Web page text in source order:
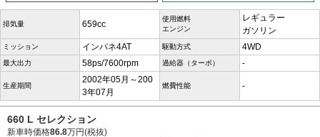
排気量 659cc
使用燃料
エンジン
レギュラー
ガソリン
ミッション インパネ4AT 駆動方式 4WD
最大出力 58ps/7600rpm 過給器（ターボ） -
生産期間
2002年05月～200
3年07月
燃費性能 -
660 L セレクション
新車時価格86.8万円(税抜)